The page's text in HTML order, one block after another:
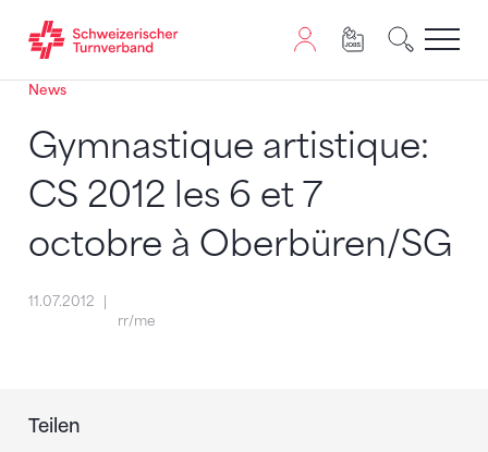
Zum Inhalt springen
Zur Sitemap navigieren
Zum Navigieren dieser Seite wird JavaScript benötigt.
News
Gymnastique artistique:
CS 2012 les 6 et 7
octobre à Oberbüren/SG
11.07.2012
rr/me
Teilen